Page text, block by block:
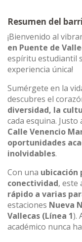
Resumen del
¡Bienvenido al
en Puente de
espíritu estudiantil
experiencia única!
Sumérgete en la
descubres el
diversidad, la
cada esquina.
Calle Venencio
oportunidades
inolvidables.
Con una ubicación
conectividad, este
rápido a varias
estaciones Nueva
Vallecas (Línea 1).
académico nunca